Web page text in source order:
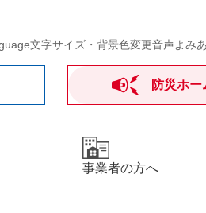
文字サイズ・背景色変更音声よみ
防災ホ
事業者の方へ